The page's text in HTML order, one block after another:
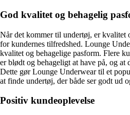
God kvalitet og behagelig
Når det kommer til undertøj, er kvalitet
for kundernes tilfredshed. Lounge
kvalitet og behagelige pasform. Flere
er blødt og behageligt at have på, og at
Dette gør Lounge Underwear til et
at finde undertøj, der både ser godt ud
Positiv kundeoplevelse